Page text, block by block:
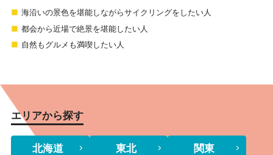
海沿いの景色を堪能しながらサイクリングをしたい人
都会から近場で絶景を堪能したい人
自然もグルメも満喫したい人
エリアから探す
北海道 東北 関東